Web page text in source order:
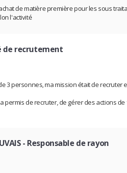
de matière première pour les sous
l'activité
de recrutement
3 personnes, ma mission était de
permis de recruter, de gérer des actions
- Responsable de rayon